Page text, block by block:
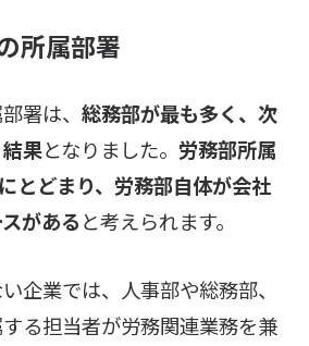
所属部署
署は、 総務部が最も多く、次
果となりました。 労務部所属
とどまり、労務部自体が会社
があると考えられます。
企業では、人事部や総務部、
る担当者が労務関連業務を兼